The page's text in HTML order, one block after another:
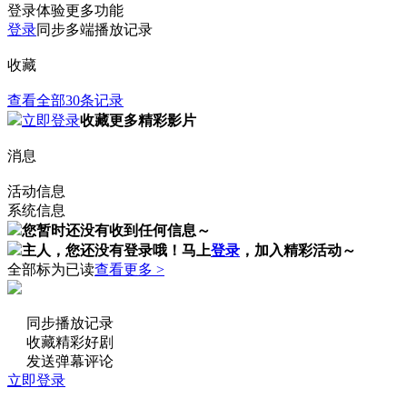
登录体验更多功能
登录同步多端播放记录
收藏
查看全部30条记录
立即登录收藏更多精彩影片
消息
活动信息
系统信息
您暂时还没有收到任何信息～
主人，您还没有登录哦！ 马上登录 ，加入精彩活动～
全部标为已读查看更多 >
同步播放记录
收藏精彩好剧
发送弹幕评论
立即登录